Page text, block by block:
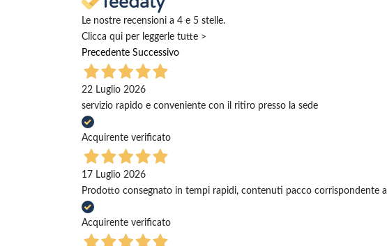
Le nostre recensioni a 4 e 5 stelle.
Clicca qui per leggerle tutte >
Precedente Successivo
22 Luglio 2026
servizio rapido e conveniente con il ritiro presso la sede
Acquirente verificato
17 Luglio 2026
Prodotto consegnato in tempi rapidi, contenuti pacco corrispondente
Acquirente verificato